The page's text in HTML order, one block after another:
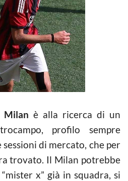
Milan è alla ricerca di un
profilo sempre
di mercato, che per
trovato. Il Milan potrebbe
x” già in squadra, si